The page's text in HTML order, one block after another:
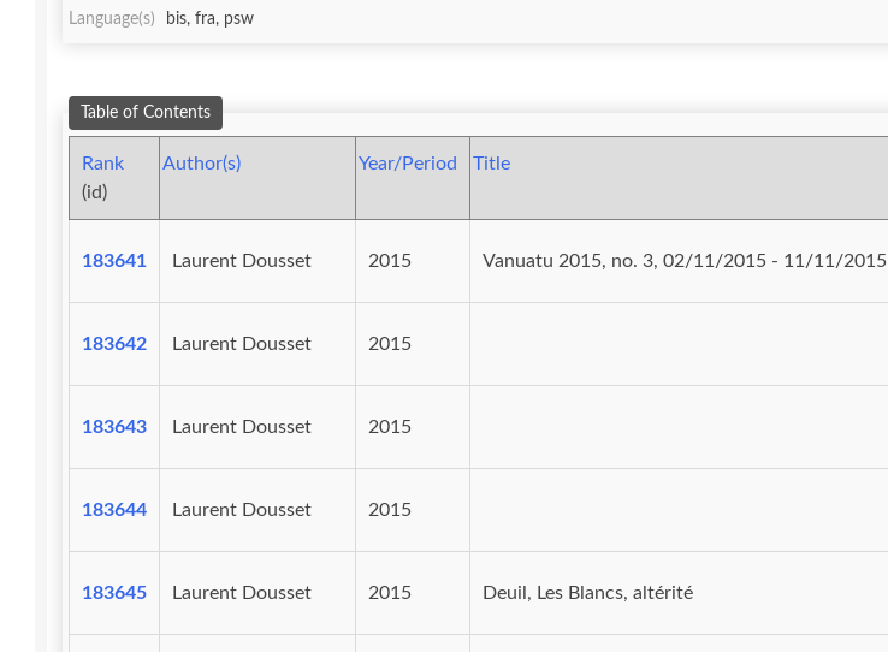
Language(s)
bis, fra, psw
Table of Contents
Rank
(id)
Author(s) Year/Period Title
183641 Laurent Dousset 2015 Vanuatu 2015, no. 3, 02/11/2015 - 11/11/2015
183642 Laurent Dousset 2015
183643 Laurent Dousset 2015
183644 Laurent Dousset 2015
183645 Laurent Dousset 2015 Deuil, Les Blancs, altérité